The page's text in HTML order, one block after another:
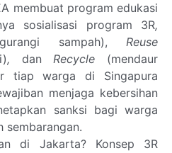
membuat program edukasi
sosialisasi program 3R,
sampah), Reuse
, dan Recycle (mendaur
tiap warga di Singapura
menjaga kebersihan
sanksi bagi warga
sembarangan.
di Jakarta? Konsep 3R